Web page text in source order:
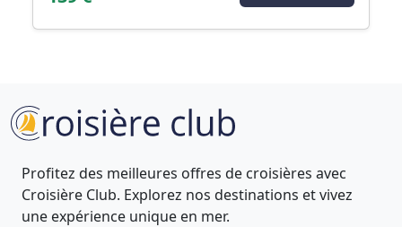
Profitez des meilleures offres de croisières avec
Croisière Club. Explorez nos destinations et vivez
une expérience unique en mer.